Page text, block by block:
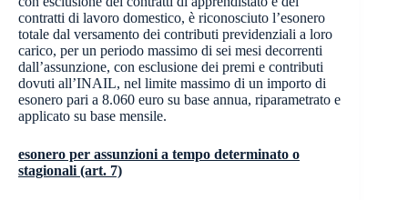
contratti di lavoro domestico, è riconosciuto l’esonero
totale dal versamento dei contributi previdenziali a loro
carico, per un periodo massimo di sei mesi decorrenti
dall’assunzione, con esclusione dei premi e contributi
dovuti all’INAIL, nel limite massimo di un importo di
esonero pari a 8.060 euro su base annua, riparametrato e
applicato su base mensile.
esonero per assunzioni a tempo determinato o
stagionali (art. 7)